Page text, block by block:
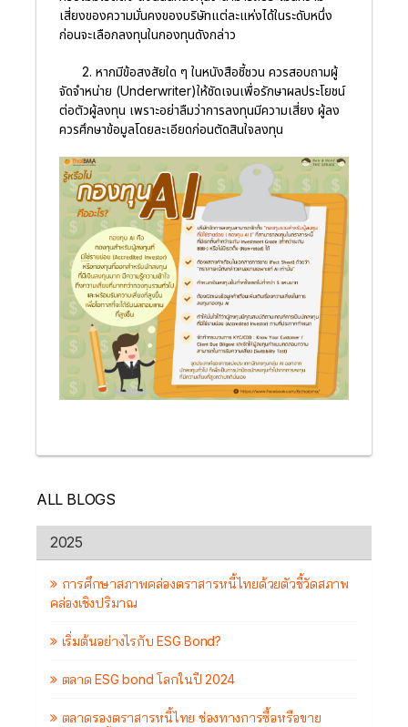
เสี่ยงของความมั่นคงของบริษัทแต่ละแห่งได้ในระดับหนึ่ง
ก่อนจะเลือกลงทุนในกองทุนดังกล่าว
2. หากมีข้อสงสัยใด ๆ ในหนังสือชี้ชวน ควรสอบถามผู้
จัดจำหน่าย (Underwriter)ให้ชัดเจนเพื่อรักษาผลประโยชน์
ต่อตัวผู้ลงทุน เพราะอย่าลืมว่าการลงทุนมีความเสี่ยง ผู้ลง
ควรศึกษาข้อมูลโดยละเอียดก่อนตัดสินใจลงทุน
ALL BLOGS
2025
การศึกษาสภาพคล่องตราสารหนี้ไทยด้วยตัวชี้วัดสภาพ
คล่องเชิงปริมาณ
เริ่มต้นอย่างไรกับ ESG Bond?
ตลาด ESG bond โลกในปี 2024
ตลาดรองตราสารหนี้ไทย ช่องทางการซื้อหรือขาย